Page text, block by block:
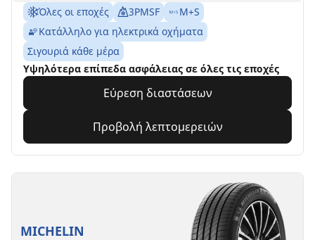
Όλες οι εποχές 3PMSF
M+S
Κατάλληλο για ηλεκτρικά οχήματα
Σιγουριά κάθε μέρα
Υψηλότερα επίπεδα ασφάλειας σε όλες τις εποχές
Εύρεση διαστάσεων
Προβολή λεπτομερειών
MICHELIN